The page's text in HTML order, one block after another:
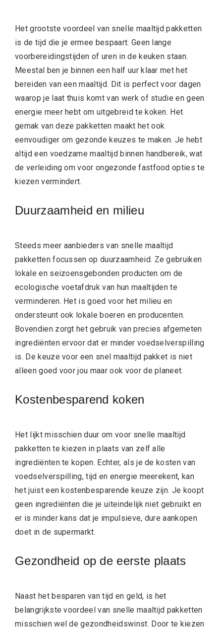
Het grootste voordeel van snelle maaltijd pakketten
is de tijd die je ermee bespaart. Geen lange
voorbereidingstijden of uren in de keuken staan.
Meestal ben je binnen een half uur klaar met het
bereiden van een maaltijd. Dit is perfect voor dagen
waarop je laat thuis komt van werk of studie en geen
energie meer hebt om uitgebreid te koken. Het
gemak van deze pakketten maakt het ook
eenvoudiger om gezonde keuzes te maken. Je hebt
altijd een voedzame maaltijd binnen handbereik, wat
de verleiding om voor ongezonde fastfood opties te
kiezen vermindert.
Duurzaamheid en milieu
Steeds meer aanbieders van snelle maaltijd
pakketten focussen op duurzaamheid. Ze gebruiken
lokale en seizoensgebonden producten om de
ecologische voetafdruk van hun maaltijden te
verminderen. Het is goed voor het milieu en
ondersteunt ook lokale boeren en producenten.
Bovendien zorgt het gebruik van precies afgemeten
ingrediënten ervoor dat er minder voedselverspilling
is. De keuze voor een snel maaltijd pakket is niet
alleen goed voor jou maar ook voor de planeet.
Kostenbesparend koken
Het lijkt misschien duur om voor snelle maaltijd
pakketten te kiezen in plaats van zelf alle
ingrediënten te kopen. Echter, als je de kosten van
voedselverspilling, tijd en energie meerekent, kan
het juist een kostenbesparende keuze zijn. Je koopt
geen ingrediënten die je uiteindelijk niet gebruikt en
er is minder kans dat je impulsieve, dure aankopen
doet in de supermarkt.
Gezondheid op de eerste plaats
Naast het besparen van tijd en geld, is het
belangrijkste voordeel van snelle maaltijd pakketten
misschien wel de gezondheidswinst. Door te kiezen